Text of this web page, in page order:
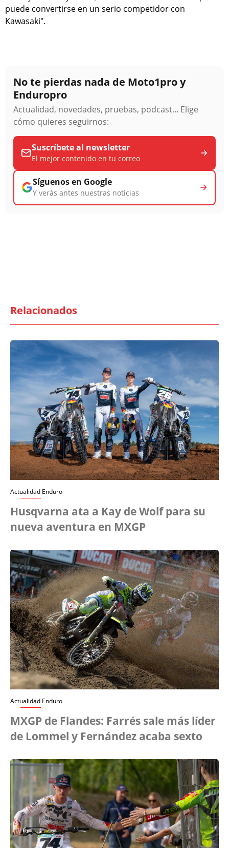
puede convertirse en un serio competidor con
Kawasaki".
No te pierdas nada de Moto1pro y
Enduropro
Actualidad, novedades, pruebas, podcast... Elige
cómo quieres seguirnos:
Suscríbete al newsletter
El mejor contenido en tu correo
Síguenos en Google
Y verás antes nuestras noticias
Relacionados
Actualidad Enduro
Husqvarna ata a Kay de Wolf para su
nueva aventura en MXGP
Actualidad Enduro
MXGP de Flandes: Farrés sale más líder
de Lommel y Fernández acaba sexto